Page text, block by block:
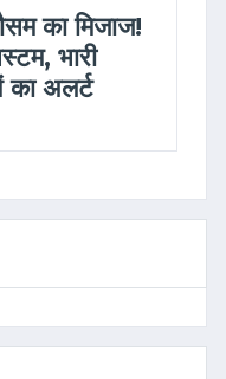
का मिजाज!
भारी
अलर्ट